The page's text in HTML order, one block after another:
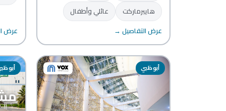
هايبرماركت
عائلي وأطفال
عرض التفاصيل →
عرض
أبوظبي